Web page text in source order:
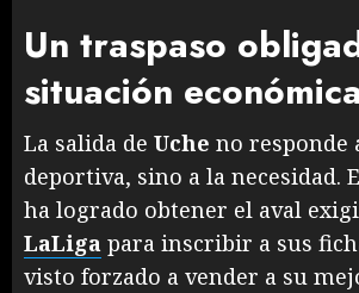
Un traspaso
situación económica
La salida de Uche no responde
deportiva, sino a la necesidad.
ha logrado obtener el aval
LaLiga para inscribir a sus
visto forzado a vender a su